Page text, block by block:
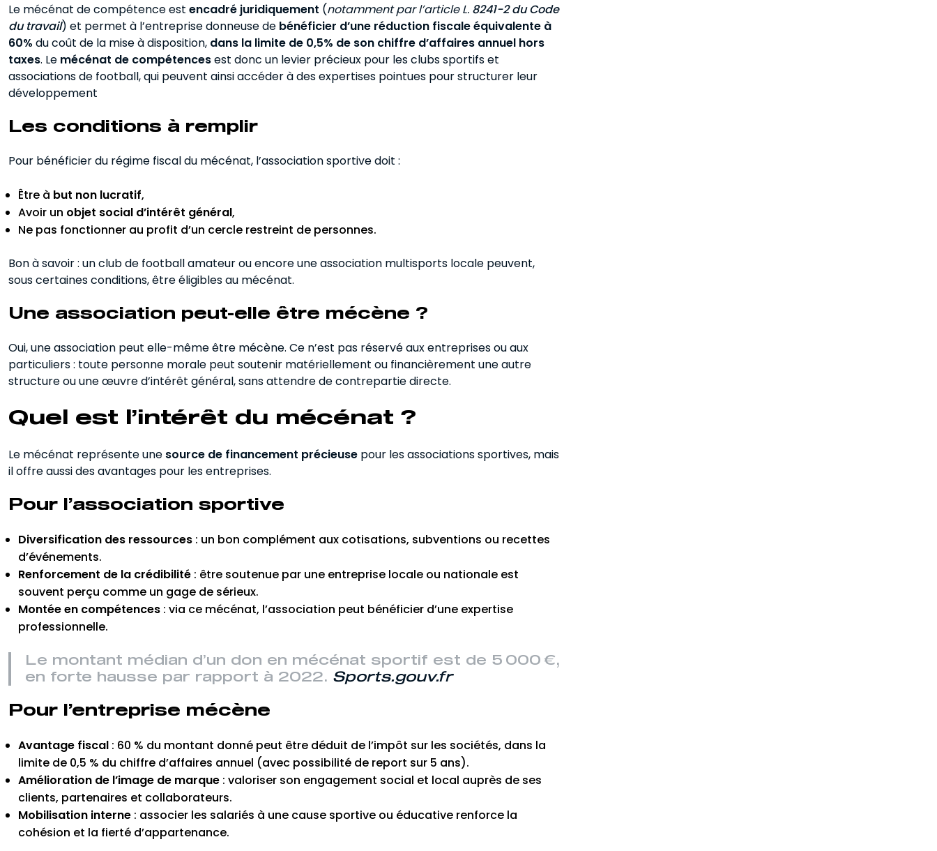
Le mécénat de compétence est encadré juridiquement (notamment par l’article L. 8241-2 du Code
du travail) et permet à l’entreprise donneuse de bénéficier d’une réduction fiscale équivalente à
60% du coût de la mise à disposition, dans la limite de 0,5% de son chiffre d’affaires annuel hors
taxes. Le mécénat de compétencesest donc un levier précieux pour les clubs sportifs et
associations de football, qui peuvent ainsi accéder à des expertises pointues pour structurer leur
développement
Les conditions à remplir
Pour bénéficier du régime fiscal du mécénat, l’association sportive doit :
Être à but non lucratif,
Avoir un objet social d’intérêt général,
Ne pas fonctionner au profit d’un cercle restreint de personnes.
Bon à savoir : un club de football amateur ou encore une association multisports locale peuvent,
sous certaines conditions, être éligibles au mécénat.
Une association peut-elle être mécène ?
Oui, une association peut elle-même être mécène. Ce n’est pas réservé aux entreprises ou aux
particuliers : toute personne morale peut soutenir matériellement ou financièrement une autre
structure ou une œuvre d’intérêt général, sans attendre de contrepartie directe.
Quel est l’intérêt du mécénat ?
Le mécénat représente une source de financement précieuse pour les associations sportives, mais
il offre aussi des avantages pour les entreprises.
Pour l’association sportive
Diversification des ressources : un bon complément aux cotisations, subventions ou recettes
d’événements.
Renforcement de la crédibilité : être soutenue par une entreprise locale ou nationale est
souvent perçu comme un gage de sérieux.
Montée en compétences : via ce mécénat, l’association peut bénéficier d’une expertise
professionnelle.
Le montant médian d’un don en mécénat sportif est de 5 000 €,
en forte hausse par rapport à 2022. Sports.gouv.fr
Pour l’entreprise mécène
Avantage fiscal : 60 % du montant donné peut être déduit de l’impôt sur les sociétés, dans la
limite de 0,5 % du chiffre d’affaires annuel (avec possibilité de report sur 5 ans).
Amélioration de l’image de marque : valoriser son engagement social et local auprès de ses
clients, partenaires et collaborateurs.
Mobilisation interne : associer les salariés à une cause sportive ou éducative renforce la
cohésion et la fierté d’appartenance.